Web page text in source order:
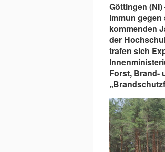
Göttingen
immun
kommenden
der
trafen sich
Forst, Brand-